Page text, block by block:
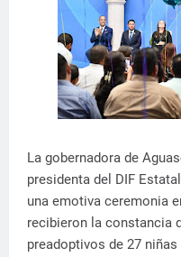
La gobernadora de
presidenta del DIF
una emotiva ceremonia
recibieron la constancia
preadoptivos de 27